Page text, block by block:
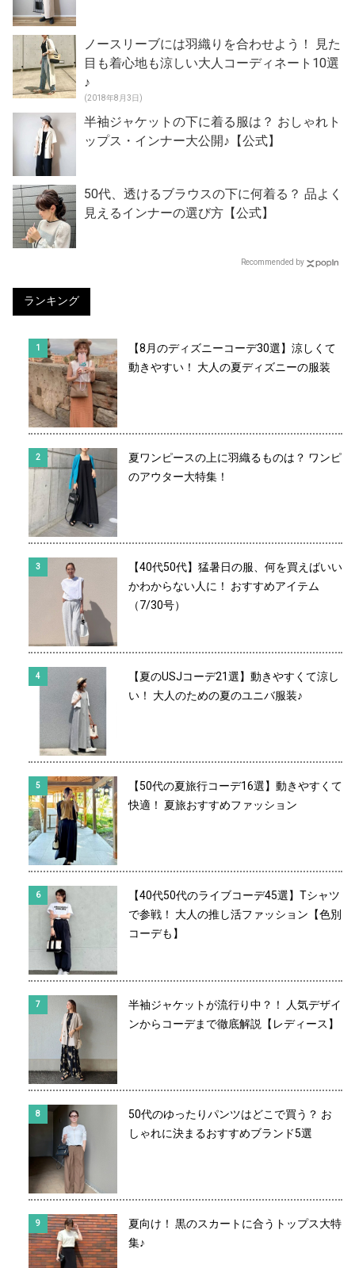
ノースリーブには羽織りを合わせよう！ 見た
目も着心地も涼しい大人コーディネート10選
♪
(2018年8月3日)
半袖ジャケットの下に着る服は？ おしゃれト
ップス・インナー大公開♪【公式】
50代、透けるブラウスの下に何着る？ 品よく
見えるインナーの選び方【公式】
Recommended by
ランキング
【8月のディズニーコーデ30選】涼しくて
動きやすい！ 大人の夏ディズニーの服装
夏ワンピースの上に羽織るものは？ ワンピ
のアウター大特集！
【40代50代】猛暑日の服、何を買えばいい
かわからない人に！ おすすめアイテム
（7/30号）
【夏のUSJコーデ21選】動きやすくて涼し
い！ 大人のための夏のユニバ服装♪
【50代の夏旅行コーデ16選】動きやすくて
快適！ 夏旅おすすめファッション
【40代50代のライブコーデ45選】Tシャツ
で参戦！ 大人の推し活ファッション【色別
コーデも】
半袖ジャケットが流行り中？！ 人気デザイ
ンからコーデまで徹底解説【レディース】
50代のゆったりパンツはどこで買う？ お
しゃれに決まるおすすめブランド5選
夏向け！ 黒のスカートに合うトップス大特
集♪